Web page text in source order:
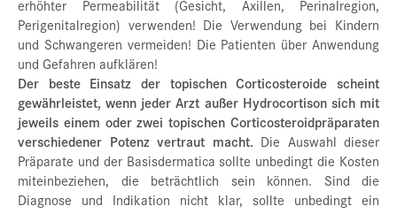
erhöhter Permeabilität (Gesicht, Axillen, Perinalregion,
Perigenitalregion) verwenden! Die Verwendung bei Kindern
und Schwangeren vermeiden! Die Patienten über Anwendung
und Gefahren aufklären!
Der beste Einsatz der topischen Corticosteroide scheint
gewährleistet, wenn jeder Arzt außer Hydrocortison sich mit
jeweils einem oder zwei topischen Corticosteroidpräparaten
verschiedener Potenz vertraut macht. Die Auswahl dieser
Präparate und der Basisdermatica sollte unbedingt die Kosten
miteinbeziehen, die beträchtlich sein können. Sind die
Diagnose und Indikation nicht klar, sollte unbedingt ein